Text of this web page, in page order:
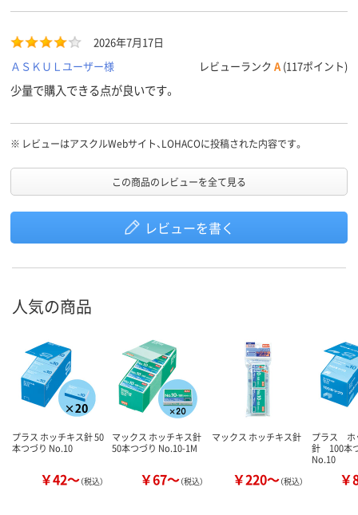
2026年7月17日
ＡＳＫＵＬユーザー様
レビューランク A (117ポイント)
少量で購入できる点が良いです。
※ レビューはアスクルWebサイト、LOHACOに投稿された内容です。
この商品のレビューを全て見る
レビューを書く
人気の商品
プラス ホッチキス針 50
本つづり No.10
￥42～（税込）
マックス ホッチキス針
50本つづり No.10-1M
￥67～（税込）
マックス ホッチキス針
￥220～（税込）
プラス ホ
針 100本
No.10
￥